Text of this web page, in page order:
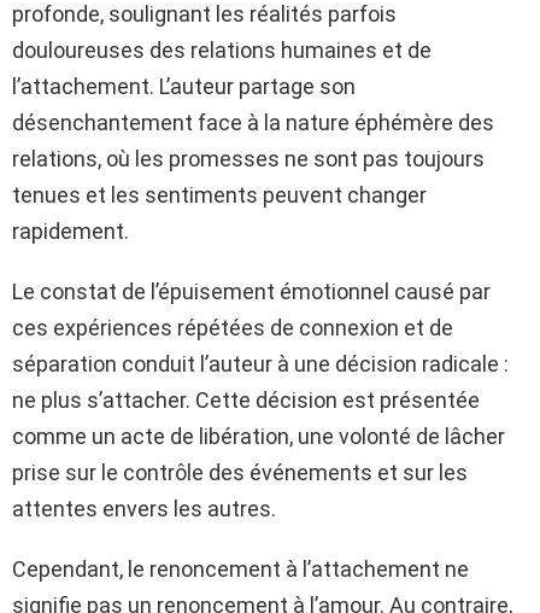
profonde, soulignant les réalités parfois
douloureuses des relations humaines et de
l’attachement. L’auteur partage son
désenchantement face à la nature éphémère des
relations, où les promesses ne sont pas toujours
tenues et les sentiments peuvent changer
rapidement.
Le constat de l’épuisement émotionnel causé par
ces expériences répétées de connexion et de
séparation conduit l’auteur à une décision radicale :
ne plus s’attacher. Cette décision est présentée
comme un acte de libération, une volonté de lâcher
prise sur le contrôle des événements et sur les
attentes envers les autres.
Cependant, le renoncement à l’attachement ne
signifie pas un renoncement à l’amour. Au contraire,